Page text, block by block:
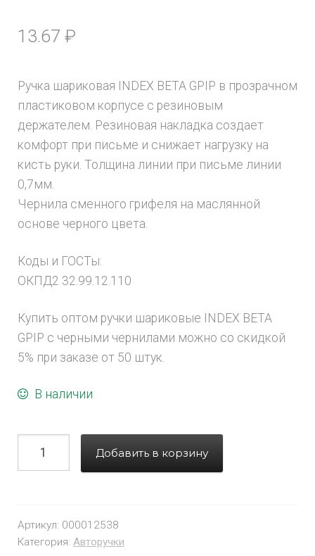
13.67 ₽
Ручка шариковая INDEX BETA GPIP в прозрачном
пластиковом корпусе с резиновым
держателем. Резиновая накладка создает
комфорт при письме и снижает нагрузку на
кисть руки. Толщина линии при письме линии
0,7мм.
Чернила сменного грифеля на маслянной
основе черного цвета.
Коды и ГОСТы:
ОКПД2 32.99.12.110
Купить оптом ручки шариковые INDEX BETA
GPIP с черными чернилами можно со скидкой
5% при заказе от 50 штук.
В наличии
Добавить в корзину
Артикул: 000012538
Категория: Авторучки